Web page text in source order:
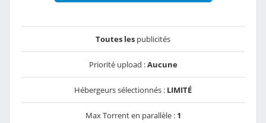
Toutes les publicités
Priorité upload :Aucune
Hébergeurs sélectionnés : LIMITÉ
Max Torrent en parallèle : 1